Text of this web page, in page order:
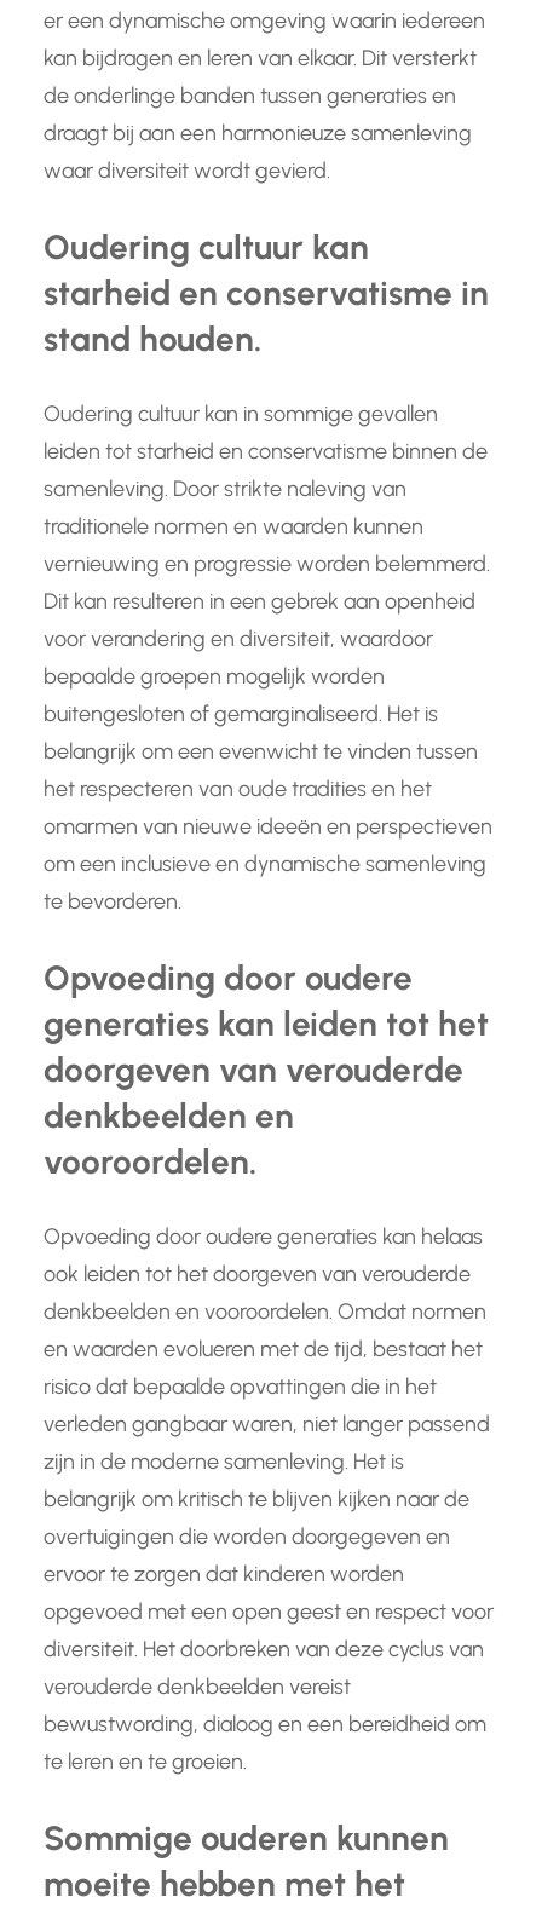
er een dynamische omgeving waarin iedereen
kan bijdragen en leren van elkaar. Dit versterkt
de onderlinge banden tussen generaties en
draagt bij aan een harmonieuze samenleving
waar diversiteit wordt gevierd.
Oudering cultuur kan
starheid en conservatisme in
stand houden.
Oudering cultuur kan in sommige gevallen
leiden tot starheid en conservatisme binnen de
samenleving. Door strikte naleving van
traditionele normen en waarden kunnen
vernieuwing en progressie worden belemmerd.
Dit kan resulteren in een gebrek aan openheid
voor verandering en diversiteit, waardoor
bepaalde groepen mogelijk worden
buitengesloten of gemarginaliseerd. Het is
belangrijk om een evenwicht te vinden tussen
het respecteren van oude tradities en het
omarmen van nieuwe ideeën en perspectieven
om een inclusieve en dynamische samenleving
te bevorderen.
Opvoeding door oudere
generaties kan leiden tot het
doorgeven van verouderde
denkbeelden en
vooroordelen.
Opvoeding door oudere generaties kan helaas
ook leiden tot het doorgeven van verouderde
denkbeelden en vooroordelen. Omdat normen
en waarden evolueren met de tijd, bestaat het
risico dat bepaalde opvattingen die in het
verleden gangbaar waren, niet langer passend
zijn in de moderne samenleving. Het is
belangrijk om kritisch te blijven kijken naar de
overtuigingen die worden doorgegeven en
ervoor te zorgen dat kinderen worden
opgevoed met een open geest en respect voor
diversiteit. Het doorbreken van deze cyclus van
verouderde denkbeelden vereist
bewustwording, dialoog en een bereidheid om
te leren en te groeien.
Sommige ouderen kunnen
moeite hebben met het